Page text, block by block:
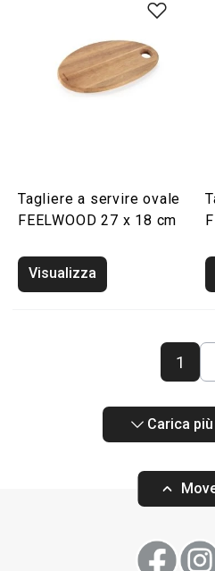
Tagliere a servire ovale
FEELWOOD 27 x 18 cm
Visualizza
1
Carica